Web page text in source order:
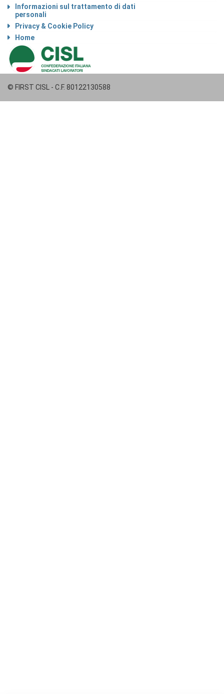
Informazioni sul trattamento di dati
personali
Privacy & Cookie Policy
Home
© FIRST CISL - C.F. 80122130588